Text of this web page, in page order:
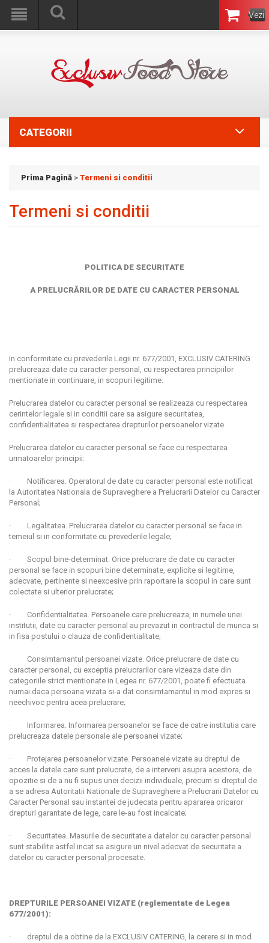
Vezi
Coşul
CATEGORII
Prima Pagină > Termeni si conditii
Termeni si conditii
POLITICA DE SECURITATE
A PRELUCRĂRILOR DE DATE CU CARACTER PERSONAL
In conformitate cu prevederile Legii nr. 677/2001, EXCLUSIV CATERING
prelucreaza date cu caracter personal, cu respectarea principiilor
mentionate in continuare, in scopuri legitime.
Prelucrarea datelor cu caracter personal se realizeaza cu respectarea
cerintelor legale si in conditii care sa asigure securitatea,
confidentialitatea si respectarea drepturilor persoanelor vizate.
Prelucrarea datelor cu caracter personal se face cu respectarea
urmatoarelor principii:
· Notificarea. Operatorul de date cu caracter personal este notificat
la Autoritatea Nationala de Supraveghere a Prelucrarii Datelor cu Caracter
Personal;
· Legalitatea. Prelucrarea datelor cu caracter personal se face in
temeiul si in conformitate cu prevederile legale;
· Scopul bine-determinat. Orice prelucrare de date cu caracter
personal se face in scopuri bine determinate, explicite si legitime,
adecvate, pertinente si neexcesive prin raportare la scopul in care sunt
colectate si ulterior prelucrate;
· Confidentialitatea. Persoanele care prelucreaza, in numele unei
institutii, date cu caracter personal au prevazut in contractul de munca si
in fisa postului o clauza de confidentialitate;
· Consimtamantul persoanei vizate. Orice prelucrare de date cu
caracter personal, cu exceptia prelucrarilor care vizeaza date din
categoriile strict mentionate in Legea nr. 677/2001, poate fi efectuata
numai daca persoana vizata si-a dat consimtamantul in mod expres si
neechivoc pentru acea prelucrare;
· Informarea. Informarea persoanelor se face de catre institutia care
prelucreaza datele personale ale persoanei vizate;
· Protejarea persoanelor vizate. Persoanele vizate au dreptul de
acces la datele care sunt prelucrate, de a interveni asupra acestora, de
opozitie si de a nu fi supus unei decizii individuale, precum si dreptul de
a se adresa Autoritatii Nationale de Supraveghere a Prelucrarii Datelor cu
Caracter Personal sau instantei de judecata pentru apararea oricaror
drepturi garantate de lege, care le-au fost incalcate;
· Securitatea. Masurile de securitate a datelor cu caracter personal
sunt stabilite astfel incat sa asigure un nivel adecvat de securitate a
datelor cu caracter personal procesate.
DREPTURILE PERSOANEI VIZATE (reglementate de Legea
677/2001):
· dreptul de a obtine de la EXCLUSIV CATERING, la cerere si in mod